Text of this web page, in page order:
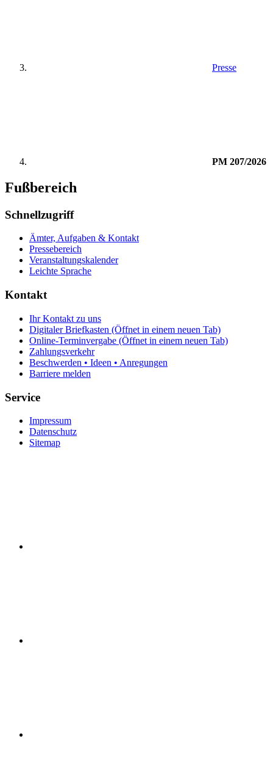
Presse
PM 207/2026
Fußbereich
Schnellzugriff
Ämter, Aufgaben & Kontakt
Pressebereich
Veranstaltungskalender
Leichte Sprache
Kontakt
Ihr Kontakt zu uns
Digitaler Briefkasten (Öffnet in einem neuen Tab)
Online-Terminvergabe (Öffnet in einem neuen Tab)
Zahlungsverkehr
Beschwerden • Ideen • Anregungen
Barriere melden
Service
Impressum
Datenschutz
Sitemap